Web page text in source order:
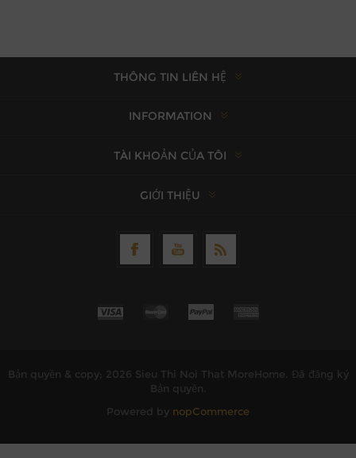
THÔNG TIN LIÊN HỆ
INFORMATION
TÀI KHOẢN CỦA TÔI
GIỚI THIỆU
Bản quyền & copy; 2026 Sieu Thi Noi That MoreHome. Đã đăng ký
Bản quyền.
Powered by nopCommerce